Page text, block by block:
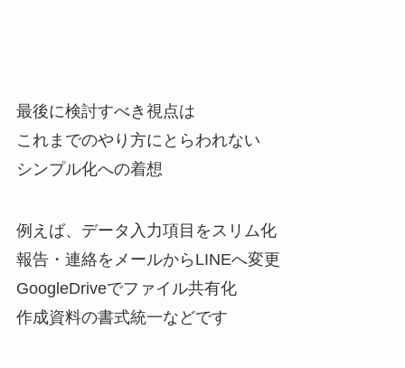
最後に検討すべき視点は
これまでのやり方にとらわれない
シンプル化への着想
例えば、データ入力項目をスリム化
報告・連絡をメールからLINEへ変更
GoogleDriveでファイル共有化
作成資料の書式統一などです